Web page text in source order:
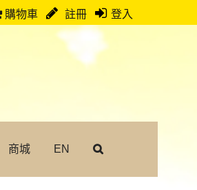
購物車 註冊 登入
商城 EN